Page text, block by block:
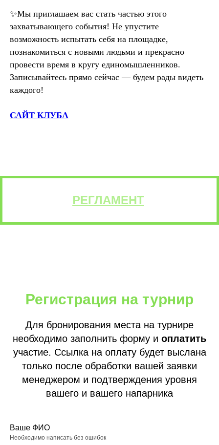
✨Мы приглашаем вас стать частью этого
захватывающего события! Не упустите
возможность испытать себя на площадке,
познакомиться с новыми людьми и прекрасно
провести время в кругу единомышленников.
Записывайтесь прямо сейчас — будем рады видеть
каждого!
САЙТ КЛУБА
РЕГЛАМЕНТ
Регистрация на турнир
Для бронирования места на турнире
необходимо заполнить форму и оплатить
участие. Ссылка на оплату будет выслана
только после обработки вашей заявки
менеджером и подтверждения уровня
вашего и вашего напарника
Ваше ФИО
Необходимо написать без ошибок